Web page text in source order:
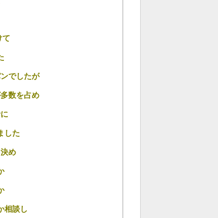
て
でしたが
数を占め
した
め
相談し